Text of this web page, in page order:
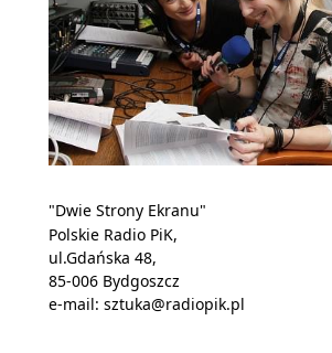
"Dwie Strony Ekranu"
Polskie Radio PiK,
ul.Gdańska 48,
85-006 Bydgoszcz
e-mail: sztuka@radiopik.pl